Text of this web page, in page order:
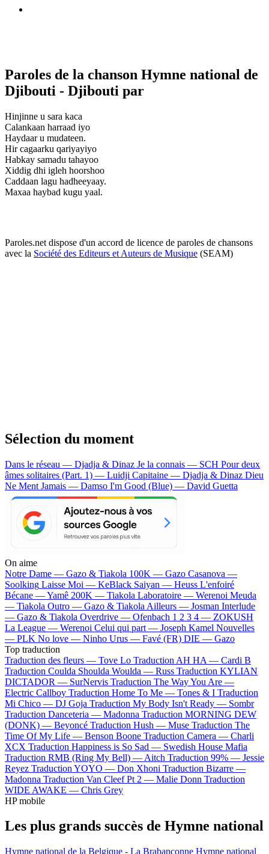
Paroles de la chanson Hymne national de
Djibouti - Djibouti par
Hinjinne u sara kaca
Calankaan harraad iyo
Haydaar u mudateen.
Hir cagaarku qariyayiyo
Habkay samadu tahayoo
Xiddig dhi igleh hoorshoo
Caddaan lagu hadheeyaay.
Maxaa haybad kugu yaal.
Paroles.net dispose d'un accord de licence de paroles de chansons
avec la Société des Editeurs et Auteurs de Musique (SEAM)
Sélection du moment
Dans le réseau — Djadja & Dinaz Je la connais — SCH Pour deux
âmes solitaires (Part. 1) — Luidji Capitaine — Djadja & Dinaz Dieu
Ne Ment Jamais — Damso I'm Good (Blue) — David Guetta
On aime
Notre Dame — Gazo & Tiakola 100K — Gazo Casanova —
Soolking Laisse Moi — KeBlack Saiyan — Heuss L'enfoiré
Bécane —Yamê 200K — Tiakola Laboratoire — Werenoi Meuda
— Tiakola Outro — Gazo & Tiakola Ailleurs — Josman Interlude
— Gazo & Tiakola Overdrive — Ofenbach 1 2 3 4 — ZOKUSH
La League — Werenoi Celui qui part — Joseph Kamel Nouvelles
— PLK No love — Ninho Urus — Favé (FR) DIE — Gazo
Top traduction
Traduction des fleurs — Tove Lo Traduction AH HA — Cardi B
Traduction Coulda Shoulda Woulda — Russ Traduction KYLIAN
DICTADOR — SurNervis Traduction The Way You Are —
Electric Callboy Traduction Home To Me — Tones & I Traduction
Mi Chico — DJ Goja Traduction My Body Isn't Ready — Sombr
Traduction Danceteria — Madonna Traduction MORNING DEW
(DONK) — Beyoncé Traduction Hush — Muse Traduction The
Time Of My Life — Benson Boone Traduction Camera — Charli
XCX Traduction Happiness is So Sad — Swedish House Mafia
Traduction RMB (Ring My Bell) — Aitch Traduction 99% — Jessie
Reyez Traduction YOYO — Don Xhoni Traduction Bizarre —
Madonna Traduction Van Cleef Pt 2 — Malie Donn Traduction
WIDE AWAKE — Chris Grey
HP mobile
Les plus grands succès de Hymne national
Hymne national de la Belgique - La Brabançonne Hymne national